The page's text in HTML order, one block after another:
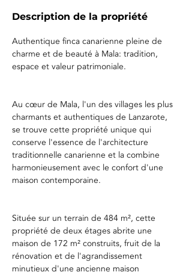
Description de la propriété
Authentique finca canarienne pleine de
charme et de beauté à Mala: tradition,
espace et valeur patrimoniale.
Au cœur de Mala, l'un des villages les plus
charmants et authentiques de Lanzarote,
se trouve cette propriété unique qui
conserve l'essence de l'architecture
traditionnelle canarienne et la combine
harmonieusement avec le confort d'une
maison contemporaine.
Située sur un terrain de 484 m², cette
propriété de deux étages abrite une
maison de 172 m² construits, fruit de la
rénovation et de l'agrandissement
minutieux d'une ancienne maison